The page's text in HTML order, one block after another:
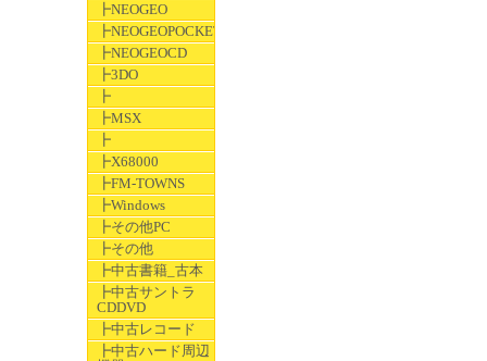
┣NEOGEO
┣NEOGEOPOCKET
┣NEOGEOCD
┣3DO
┣
┣MSX
┣
┣X68000
┣FM-TOWNS
┣Windows
┣その他PC
┣その他
┣中古書籍_古本
┣中古サントラ
CDDVD
┣中古レコード
┣中古ハード周辺